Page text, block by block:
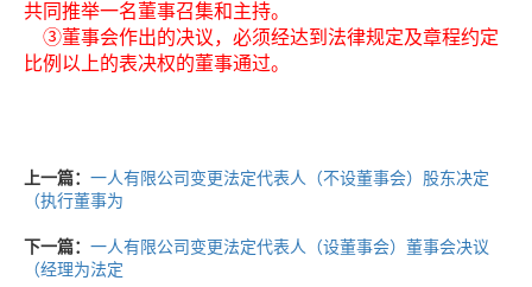
共同推举一名董事召集和主持。
③董事会作出的决议，必须经达到法律规定及章程约定
比例以上的表决权的董事通过。
上一篇： 一人有限公司变更法定代表人（不设董事会）股东决定
（执行董事为
下一篇： 一人有限公司变更法定代表人（设董事会）董事会决议
（经理为法定